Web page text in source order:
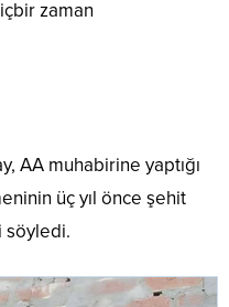
zaman
AA muhabirine yaptığı
üç yıl önce şehit
söyledi.